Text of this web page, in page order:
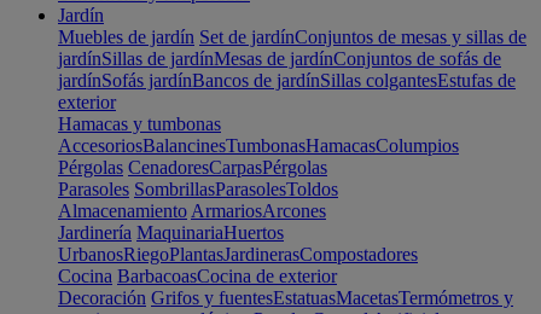
Jardín
Muebles de jardín Set de jardínConjuntos de mesas y sillas de
jardínSillas de jardínMesas de jardínConjuntos de sofás de
jardínSofás jardínBancos de jardínSillas colgantesEstufas de
exterior
Hamacas y tumbonas
AccesoriosBalancinesTumbonasHamacasColumpios
Pérgolas CenadoresCarpasPérgolas
Parasoles SombrillasParasolesToldos
Almacenamiento ArmariosArcones
Jardinería MaquinariaHuertos
UrbanosRiegoPlantasJardinerasCompostadores
Cocina BarbacoasCocina de exterior
Decoración Grifos y fuentesEstatuasMacetasTermómetros y